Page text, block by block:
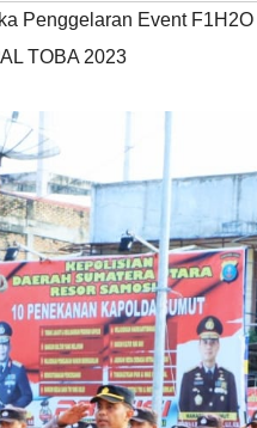
Penggelaran Event
TOBA 2023